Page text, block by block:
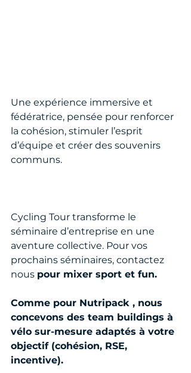
Une expérience immersive et
fédératrice, pensée pour renforcer
la cohésion, stimuler l’esprit
d’équipe et créer des souvenirs
communs.
Cycling Tour transforme le
séminaire d’entreprise en une
aventure collective. Pour vos
prochains séminaires, contactez
nous pour mixer sport et fun.
Comme pour Nutripack , nous
concevons des team buildings à
vélo sur-mesure adaptés à votre
objectif (cohésion, RSE,
incentive).